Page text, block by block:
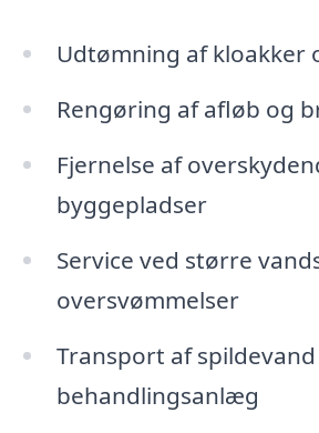
Udtømning af kloakker
Rengøring af afløb og
Fjernelse af
byggepladser
Service ved større
oversvømmelser
Transport af
behandlingsanlæg